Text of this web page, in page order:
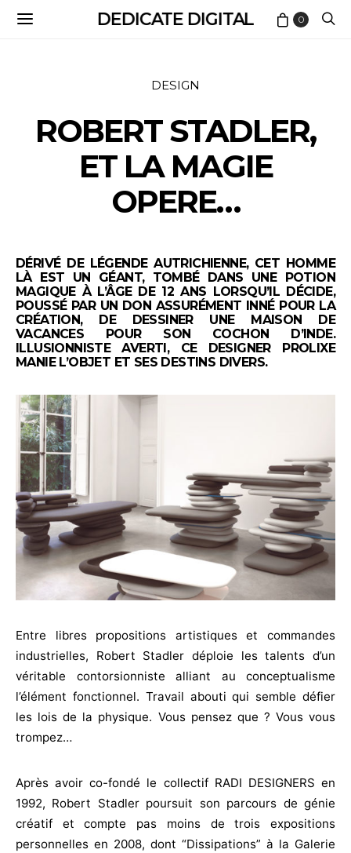
DEDICATE DIGITAL 0
DESIGN
ROBERT STADLER,
ET LA MAGIE
OPERE…
DÉRIVÉ DE LÉGENDE AUTRICHIENNE, CET HOMME
LÀ EST UN GÉANT, TOMBÉ DANS UNE POTION
MAGIQUE À L’ÂGE DE 12 ANS LORSQU’IL DÉCIDE,
POUSSÉ PAR UN DON ASSURÉMENT INNÉ POUR LA
CRÉATION, DE DESSINER UNE MAISON DE
VACANCES POUR SON COCHON D’INDE.
ILLUSIONNISTE AVERTI, CE DESIGNER PROLIXE
MANIE L’OBJET ET SES DESTINS DIVERS.
Entre libres propositions artistiques et commandes
industrielles, Robert Stadler déploie les talents d’un
véritable contorsionniste alliant au conceptualisme
l’élément fonctionnel. Travail abouti qui semble défier
les lois de la physique. Vous pensez que ? Vous vous
trompez…
Après avoir co-fondé le collectif RADI DESIGNERS en
1992, Robert Stadler poursuit son parcours de génie
créatif et compte pas moins de trois expositions
personnelles en 2008, dont “Dissipations” à la Galerie